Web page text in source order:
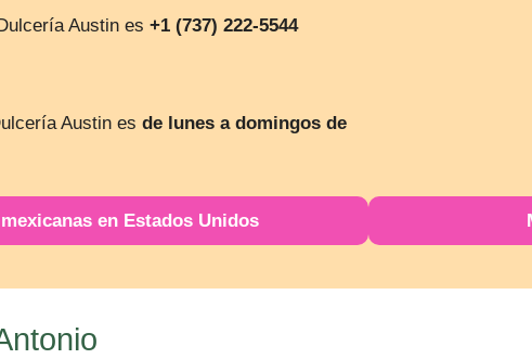
Austin es +1 (737) 222-5544
Austin es de lunes a domingos de
en Estados Unidos